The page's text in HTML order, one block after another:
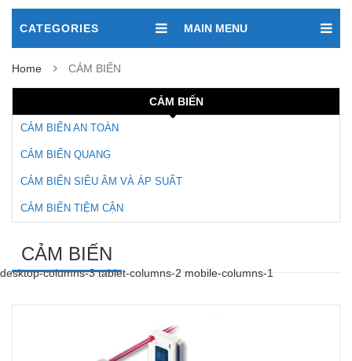
CATEGORIES MAIN MENU
Home CẢM BIẾN
CẢM BIẾN
CẢM BIẾN AN TOÀN
CẢM BIẾN QUANG
CẢM BIẾN SIÊU ÂM VÀ ÁP SUẤT
CẢM BIẾN TIỆM CẬN
CẢM BIẾN
desktop-columns-3 tablet-columns-2 mobile-columns-1